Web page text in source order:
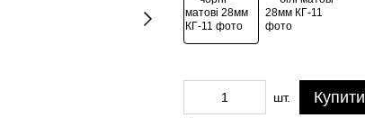
шт. Купити